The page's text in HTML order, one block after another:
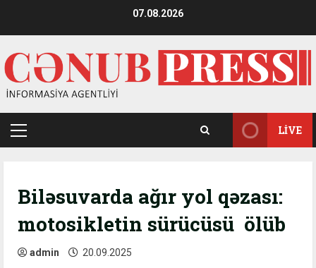
07.08.2026
Primary
LIVE
Biləsuvarda ağır yol qəzası:
motosikletin sürücüsü ölüb
admin 20.09.2025